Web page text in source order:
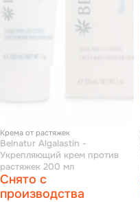
Крема от растяжек
Belnatur Algalastin -
Укрепляющий крем против
растяжек 200 мл
Снято с
производства